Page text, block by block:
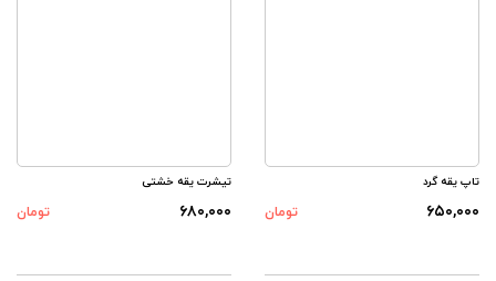
تاپ یقه گرد
۶۵۰,۰۰۰ تومان
تیشرت یقه خشتی
۶۸۰,۰۰۰ تومان